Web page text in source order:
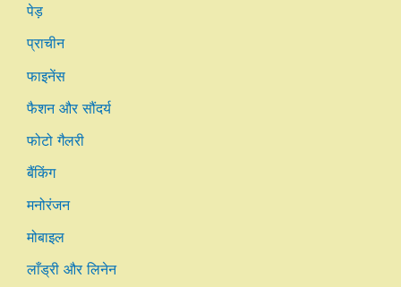
पेड़
प्राचीन
फाइनेंस
फैशन और सौंदर्य
फोटो गैलरी
बैंकिंग
मनोरंजन
मोबाइल
लाँड्री और लिनेन